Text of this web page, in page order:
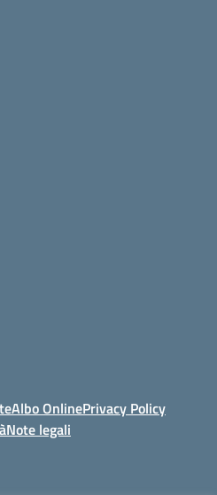
Albo OnlinePrivacy Policy
Note legali